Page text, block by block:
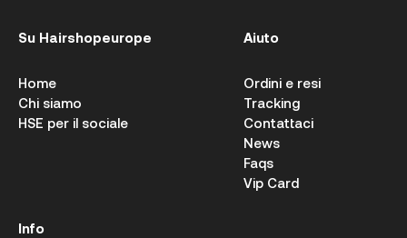
Su Hairshopeurope
Home
Chi siamo
HSE per il sociale
Aiuto
Ordini e resi
Tracking
Contattaci
News
Faqs
Vip Card
Info